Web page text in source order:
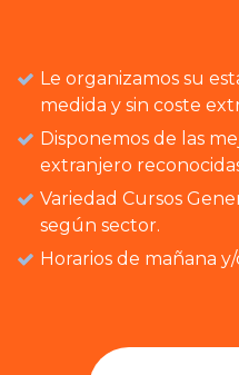
Le organizamos su
medida y sin coste
Disponemos de las
extranjero
Variedad Cursos
según sector.
Horarios de mañana